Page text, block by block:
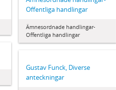
Offentliga handlingar
Ämnesordnade handlingar-
Offentliga handlingar
Gustav Funck, Diverse
anteckningar